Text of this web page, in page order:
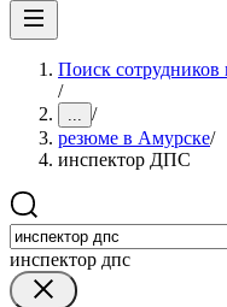
Поиск
/
... /
резюме в Амурске/
инспектор ДПС
инспектор дпс